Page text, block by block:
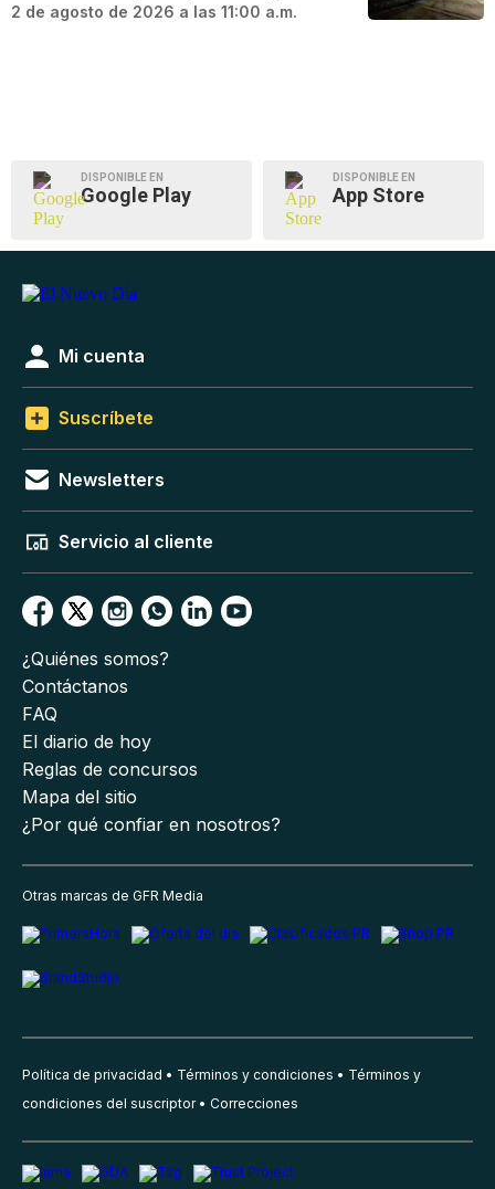
2 de agosto de 2026 a las 11:00 a.m.
DISPONIBLE EN
Google Play
DISPONIBLE EN
App Store
Mi cuenta
Suscríbete
Newsletters
Servicio al cliente
¿Quiénes somos?
Contáctanos
FAQ
El diario de hoy
Reglas de concursos
Mapa del sitio
¿Por qué confiar en nosotros?
Otras marcas de GFR Media
Política de privacidad Términos y condiciones
Términos y
condiciones del suscriptor
Correcciones